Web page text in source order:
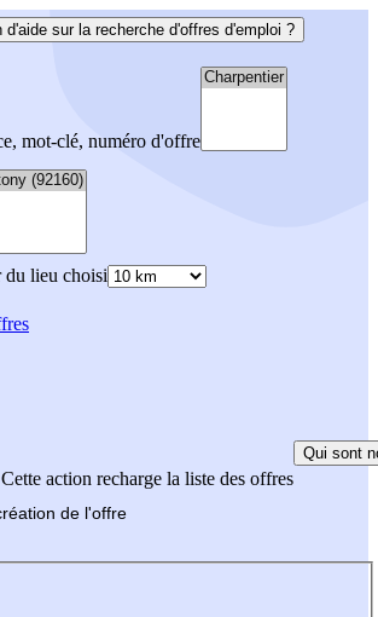
d'aide sur la recherche d'offres d'emploi ?
mot-clé, numéro d'offre
du lieu choisi
Cette action recharge la liste des offres
Qui sont
de l'offre